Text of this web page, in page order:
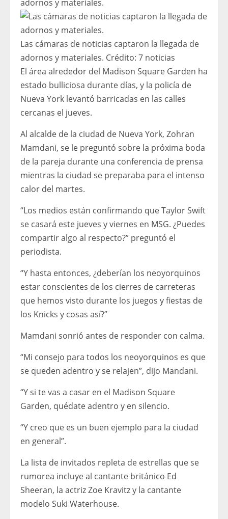
Las cámaras de noticias captaron la llegada de
adornos y materiales. Crédito: 7 noticias
El área alrededor del Madison Square Garden ha
estado bulliciosa durante días, y la policía de
Nueva York levantó barricadas en las calles
cercanas el jueves.
Al alcalde de la ciudad de Nueva York, Zohran
Mamdani, se le preguntó sobre la próxima boda
de la pareja durante una conferencia de prensa
mientras la ciudad se preparaba para el intenso
calor del martes.
“Los medios están confirmando que Taylor Swift
se casará este jueves y viernes en MSG. ¿Puedes
compartir algo al respecto?” preguntó el
periodista.
“Y hasta entonces, ¿deberían los neoyorquinos
estar conscientes de los cierres de carreteras
que hemos visto durante los juegos y fiestas de
los Knicks y cosas así?”
Mamdani sonrió antes de responder con calma.
“Mi consejo para todos los neoyorquinos es que
se queden adentro y se relajen”, dijo Mandani.
“Y si te vas a casar en el Madison Square
Garden, quédate adentro y en silencio.
“Y creo que es un buen ejemplo para la ciudad
en general”.
La lista de invitados repleta de estrellas que se
rumorea incluye al cantante británico Ed
Sheeran, la actriz Zoe Kravitz y la cantante
modelo Suki Waterhouse.